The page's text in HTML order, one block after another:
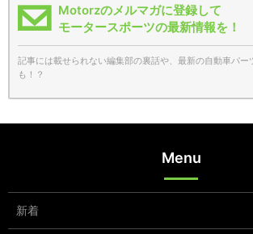
Motorzのメルマガに登録して
モータースポーツの最新情報を！
記事には載せられない編集部の裏話や、最新の自動車パー
も！？
Menu
新着